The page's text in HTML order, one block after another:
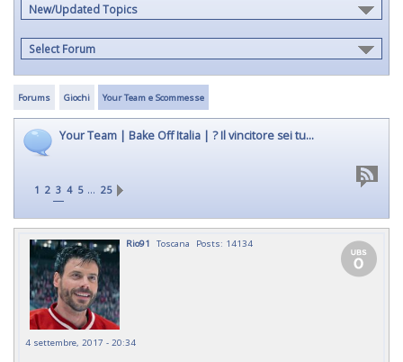
New/Updated Topics
Select Forum
Forums Giochi Your Team e Scommesse
Your Team | Bake Off Italia | ? Il vincitore sei tu...
1 2 3 4 5 … 25
Rio91 Toscana Posts: 14134
4 settembre, 2017 - 20:34